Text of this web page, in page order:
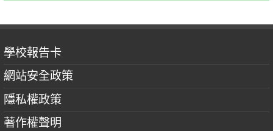
學校報告卡
網站安全政策
隱私權政策
著作權聲明